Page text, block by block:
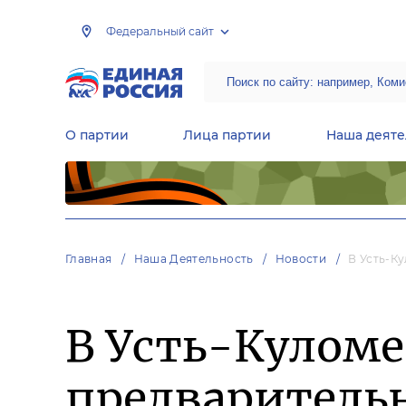
Федеральный сайт
О партии Лица партии Наша
Главная Наша Деятельность Новости В Усть-
В Усть-